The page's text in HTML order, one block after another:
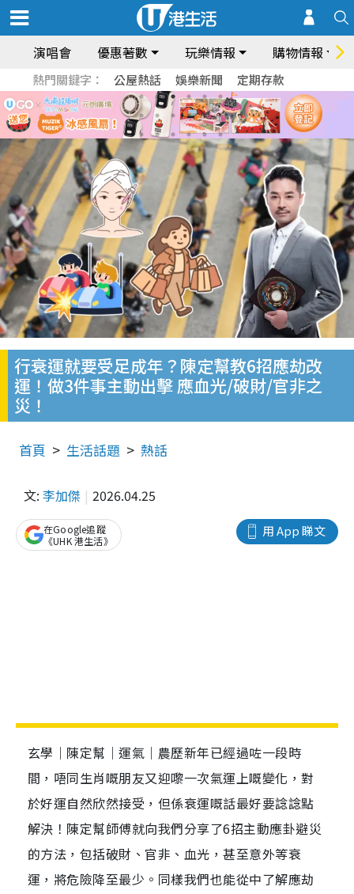
演唱會 優惠著數 玩樂情報 購物情報
熱門關鍵字： 公屋熱話 娛樂新聞 定期存款
行衰運就要受足成年？陳定幫教6招應劫改
運！做3件事主動出擊 應血光/破財/官非之
災！
首頁 生活話題 熱話
文: 李加傑 2026.04.25
用 App 睇文
在Google追蹤
《UHK 港生活》
玄學｜陳定幫｜運氣｜農歷新年已經過咗一段時
間，唔同生肖嘅朋友又迎嚟一次氣運上嘅變化，對
於好運自然欣然接受，但係衰運嘅話最好要諗諗點
解決！陳定幫師傅就向我們分享了6招主動應卦避災
的方法，包括破財、官非、血光，甚至意外等衰
運，將危險降至最少。同樣我們也能從中了解應劫